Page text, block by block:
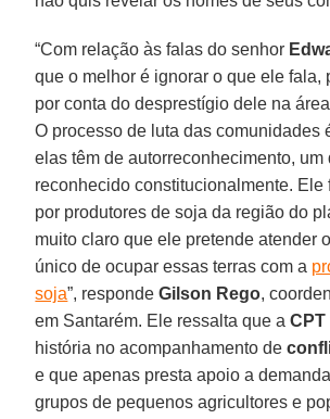
“Com relação às falas do senhor
que o melhor é ignorar o que ele fala,
por conta do desprestígio dele na
O processo de luta das comunidades
elas têm de autorreconhecimento, um
reconhecido constitucionalmente. Ele
por produtores de soja da região do
muito claro que ele pretende atender
único de ocupar essas terras com a
soja”, respondeGilson Rego,
em Santarém. Ele ressalta que aCPT
história no acompanhamento de
e que apenas presta apoio a
grupos de pequenos agricultores e